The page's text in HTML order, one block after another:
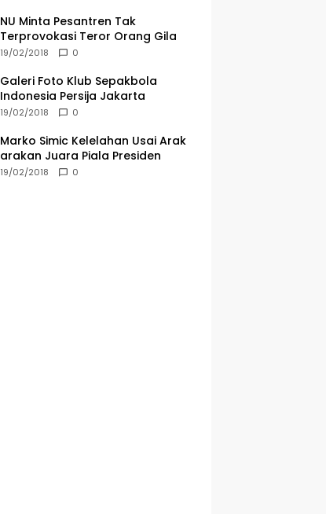
NU Minta Pesantren Tak
Terprovokasi Teror Orang Gila
19/02/2018 0
Galeri Foto Klub Sepakbola
Indonesia Persija Jakarta
19/02/2018 0
Marko Simic Kelelahan Usai Arak
arakan Juara Piala Presiden
19/02/2018 0